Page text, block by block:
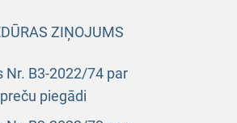
ZIŅOJUMS
Nr. B3-2022/74 par
piegādi